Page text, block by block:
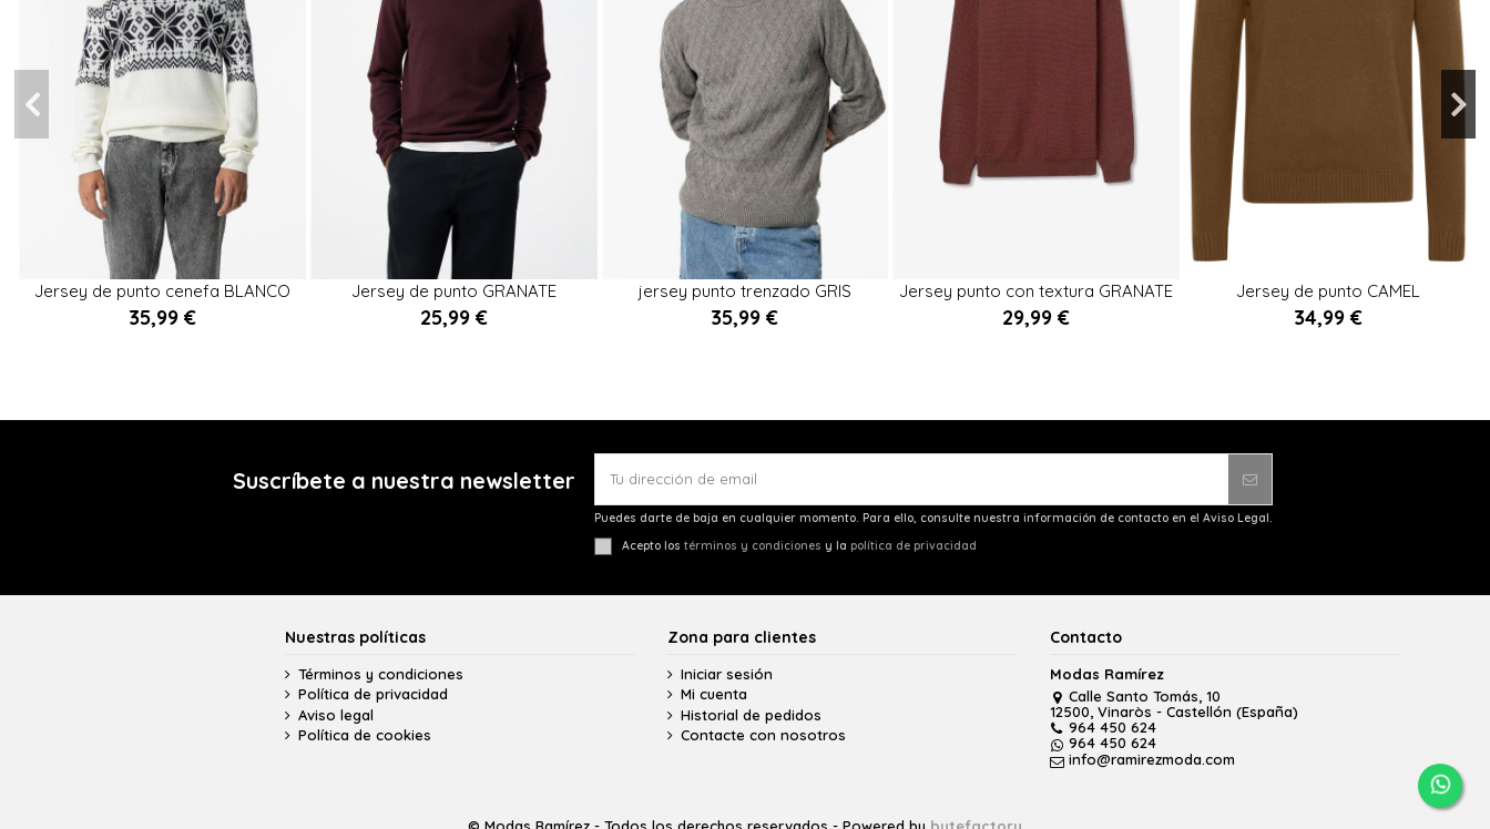
Jersey de punto cenefa BLANCO
35,99 €
XXL
Añadir al carrito
Jersey de punto GRANATE
25,99 €
Añadir al carrito
jersey punto trenzado GRIS
35,99 €
M L
Añadir al carrito
Jersey punto con textura GRANATE
29,99 €
Añadir al carrito
Jersey de punto CAMEL
34,99 €
Añadir al carrito
Suscríbete a nuestra newsletter
Puedes darte de baja en cualquier momento. Para ello, consulte nuestra información de contacto en el Aviso Legal.
Acepto los términos y condiciones y la política de privacidad
Nuestras políticas
Términos y condiciones
Política de privacidad
Aviso legal
Política de cookies
Zona para clientes
Iniciar sesión
Mi cuenta
Historial de pedidos
Contacte con nosotros
Contacto
Modas Ramírez
Calle Santo Tomás, 10
12500, Vinaròs - Castellón (España)
964 450 624
964 450 624
info@ramirezmoda.com
© Modas Ramírez - Todos los derechos reservados - Powered by bytefactory